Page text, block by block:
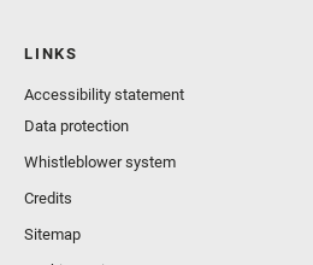
LINKS
Accessibility statement
Data protection
Whistleblower system
Credits
Sitemap